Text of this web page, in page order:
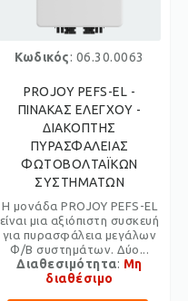
Κωδικός: 06.30.0063
PROJOY PEFS-EL -
ΠΙΝΑΚΑΣ ΕΛΕΓΧΟΥ -
ΔΙΑΚΟΠΤΗΣ
ΠΥΡΑΣΦΑΛΕΙΑΣ
ΦΩΤΟΒΟΛΤΑΪΚΩΝ
ΣΥΣΤΗΜΑΤΩΝ
Η μονάδα PROJOY PEFS-EL
είναι μια αξιόπιστη συσκευή
για πυρασφάλεια μεγάλων
Φ/Β συστημάτων. Δύο...
Διαθεσιμότητα: Μη
διαθέσιμο